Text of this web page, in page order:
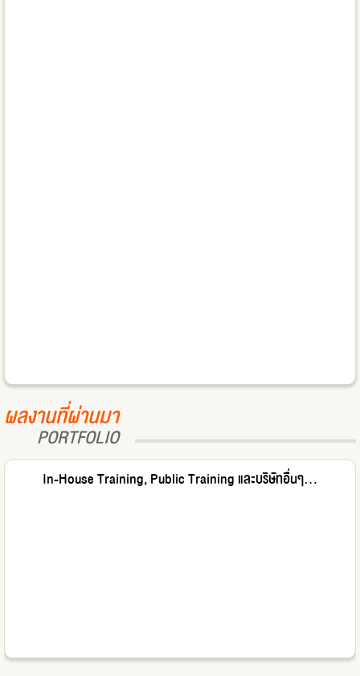
ผลงานที่ผ่านมา
PORTFOLIO
In-House Training, Public Training และบริษัทอื่นๆ...